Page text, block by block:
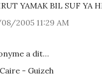
YAMAK BIL SUF YA
2005 11:29 AM
a dit…
- Guizeh